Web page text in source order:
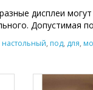
дисплеи
Допустимая
настольный, под, для,